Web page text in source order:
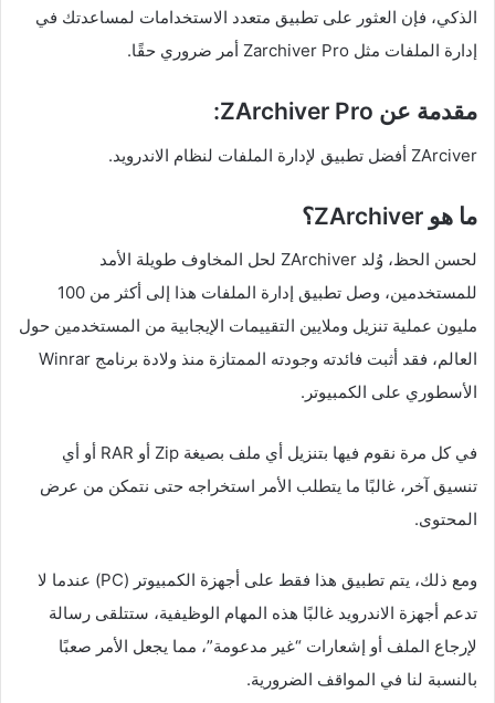
الذكي، فإن العثور على تطبيق متعدد الاستخدامات لمساعدتك في
إدارة الملفات مثل Zarchiver Pro أمر ضروري حقًا.
مقدمة عن ZArchiver Pro:
ZArciver أفضل تطبيق لإدارة الملفات لنظام الاندرويد.
ما هو ZArchiver؟
لحسن الحظ، وُلد ZArchiver لحل المخاوف طويلة الأمد
للمستخدمين، وصل تطبيق إدارة الملفات هذا إلى أكثر من 100
مليون عملية تنزيل وملايين التقييمات الإيجابية من المستخدمين حول
العالم، فقد أثبت فائدته وجودته الممتازة منذ ولادة برنامج Winrar
الأسطوري على الكمبيوتر.
في كل مرة نقوم فيها بتنزيل أي ملف بصيغة Zip أو RAR أو أي
تنسيق آخر، غالبًا ما يتطلب الأمر استخراجه حتى نتمكن من عرض
المحتوى.
ومع ذلك، يتم تطبيق هذا فقط على أجهزة الكمبيوتر (PC) عندما لا
تدعم أجهزة الاندرويد غالبًا هذه المهام الوظيفية، ستتلقى رسالة
لإرجاع الملف أو إشعارات “غير مدعومة”، مما يجعل الأمر صعبًا
بالنسبة لنا في المواقف الضرورية.